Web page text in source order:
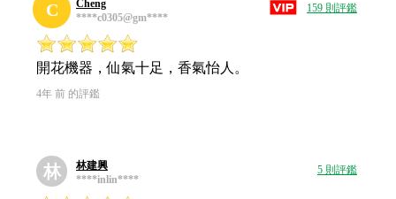
C
Cheng
****c0305@gm****
159 則評鑑
開花機器，仙氣十足，香氣怡人。
4年 前 的評鑑
林
林建興
****inlin****
5 則評鑑